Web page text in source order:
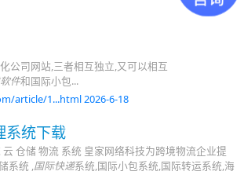
公司网站,三者相互独立,又可以相互
件和国际小包...
article/1...html 2026-6-18
系统下载
仓储 物流 系统 皇家网络科技为跨境物流企业提
系统 ,国际快递系统,国际小包系统,国际转运系统,海